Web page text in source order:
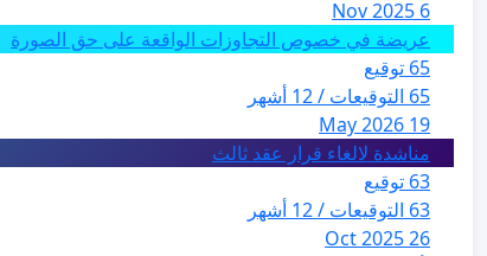
6 Nov 2025
عريضة في خصوص التجاوزات الواقعة على حق الصورة
65 توقيع
65 التوقيعات / 12 أشهر
19 May 2026
مناشدة لالغاء قرار عقد ثالث
63 توقيع
63 التوقيعات / 12 أشهر
26 Oct 2025